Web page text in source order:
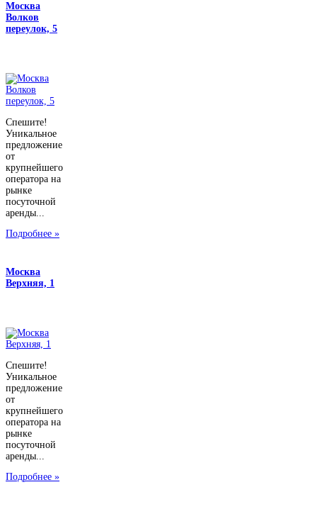
Москва
Волков
переулок, 5
Спешите!
Уникальное
предложение
от
крупнейшего
оператора на
рынке
посуточной
аренды...
Подробнее »
Москва
Верхняя, 1
Спешите!
Уникальное
предложение
от
крупнейшего
оператора на
рынке
посуточной
аренды...
Подробнее »